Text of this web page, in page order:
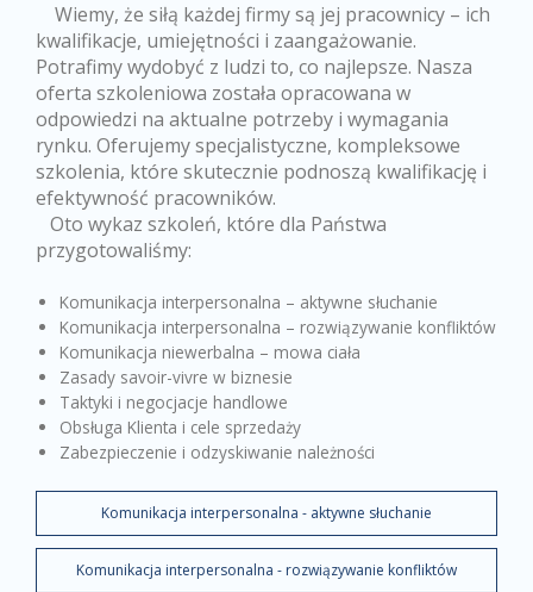
Wiemy, że siłą każdej firmy są jej pracownicy – ich
kwalifikacje, umiejętności i zaangażowanie.
Potrafimy wydobyć z ludzi to, co najlepsze. Nasza
oferta szkoleniowa została opracowana w
odpowiedzi na aktualne potrzeby i wymagania
rynku. Oferujemy specjalistyczne, kompleksowe
szkolenia, które skutecznie podnoszą kwalifikację i
efektywność pracowników.
Oto wykaz szkoleń, które dla Państwa
przygotowaliśmy:
Komunikacja interpersonalna – aktywne słuchanie
Komunikacja interpersonalna – rozwiązywanie konfliktów
Komunikacja niewerbalna – mowa ciała
Zasady savoir-vivre w biznesie
Taktyki i negocjacje handlowe
Obsługa Klienta i cele sprzedaży
Zabezpieczenie i odzyskiwanie należności
Komunikacja interpersonalna - aktywne słuchanie
Komunikacja interpersonalna - rozwiązywanie konfliktów